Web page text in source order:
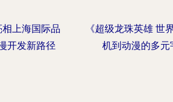
上海国际品
开发新路径
《超级龙珠英雄 世
机到动漫的多元